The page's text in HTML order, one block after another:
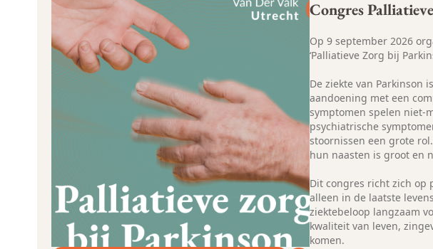
Congres
Op 9 september 2026
‘Palliatieve Zorg bij
De ziekte van Parkinson
aandoening met een
symptomen spelen niet-
psychiatrische
stoornissen een grote
hun naasten is groot en
Dit congres richt zich op
alleen in de laatste
ziektebeloop langzaam
kwaliteit van leven,
komen.